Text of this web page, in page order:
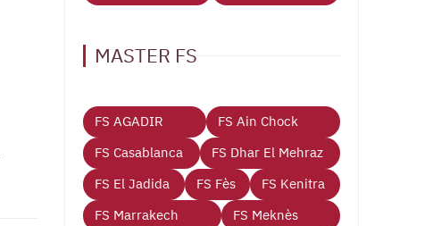
MASTER FS
FS AGADIR
FS Ain Chock
FS Casablanca
FS Dhar El Mehraz
FS El Jadida
FS Fès
FS Kenitra
FS Marrakech
FS Meknès